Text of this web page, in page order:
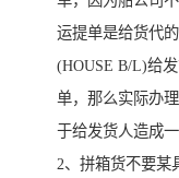
运提单是给货代
(HOUSE B/L)给
单，那么实际办
于给发货人造成
2、拼箱货不要某